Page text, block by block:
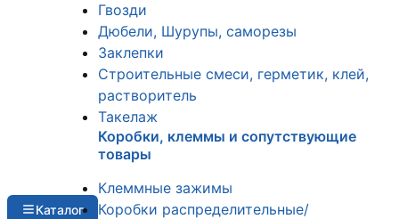
Каталог
Гвозди
Дюбели, Шурупы, саморезы
Заклепки
Строительные смеси, герметик, клей,
растворитель
Такелаж
Коробки, клеммы и сопутствующие
товары
Клеммные зажимы
Коробки распределительные/